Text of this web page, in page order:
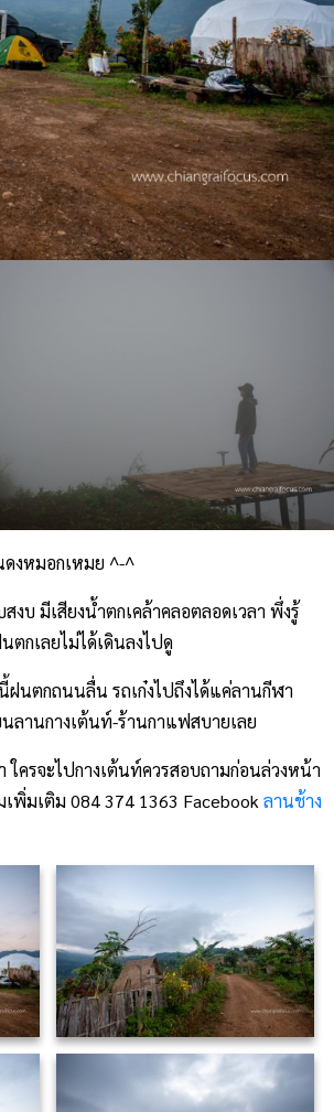
ดงหมอกเหมย ^-^
งบ มีเสียงน้ำตกเคล้าคลอตลอดเวลา พึ่งรู้
กเลยไม่ได้เดินลงไปดู
นตกถนนลื่น รถเก๋งไปถึงได้แค่ลานกีฬา
ลานกางเต้นท์-ร้านกาแฟสบายเลย
ครจะไปกางเต้นท์ควรสอบถามก่อนล่วงหน้า
พิ่มเติม 084 374 1363 Facebookลานช้าง